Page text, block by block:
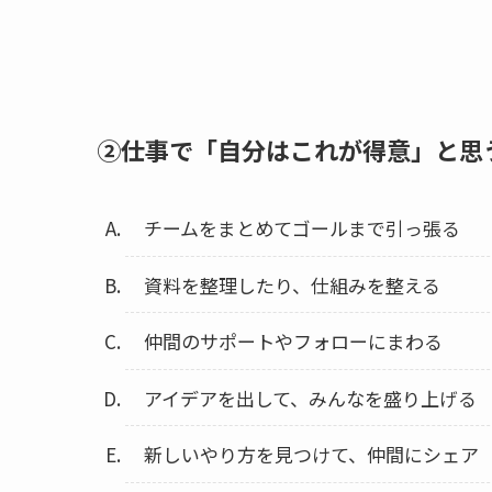
②仕事で「自分はこれが得意」と思
チームをまとめてゴールまで引っ張る
資料を整理したり、仕組みを整える
仲間のサポートやフォローにまわる
アイデアを出して、みんなを盛り上げる
新しいやり方を見つけて、仲間にシェア